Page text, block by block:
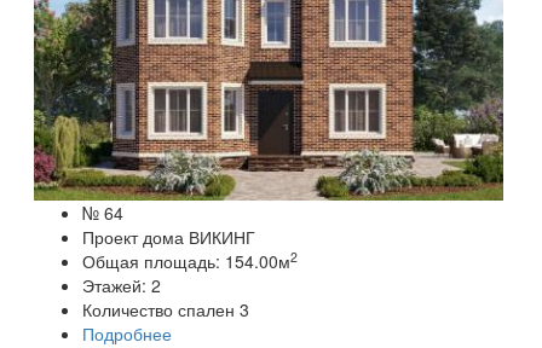
№ 64
Проект дома ВИКИНГ
Общая площадь: 154.00м2
Этажей: 2
Количество спален 3
Подробнее